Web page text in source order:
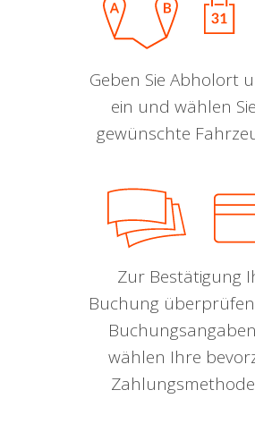
Geben Sie Abholort
ein und wählen
gewünschte
Zur Bestätigung
Buchung überprüfen
wählen Ihre